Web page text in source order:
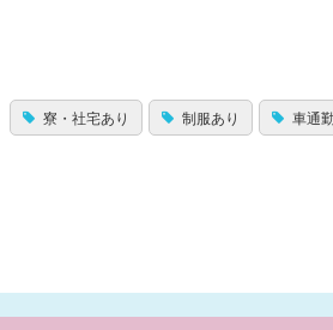
寮・社宅あり 制服あり 車通